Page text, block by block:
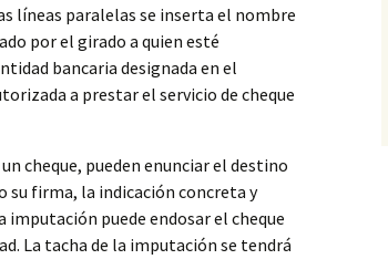
líneas paralelas se inserta el nombre
por el girado a quien esté
bancaria designada en el
a prestar el servicio de cheque
cheque, pueden enunciar el destino
su firma, la indicación concreta y
puede endosar el cheque
La tacha de la imputación se tendrá